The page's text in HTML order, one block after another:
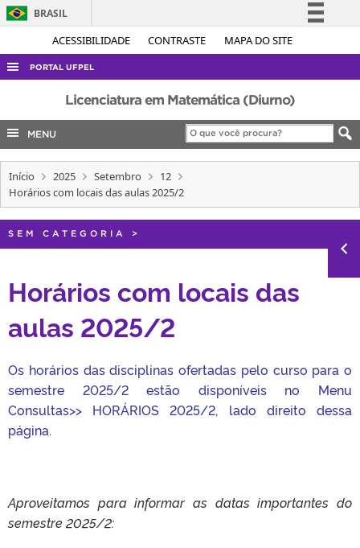
ACESSIBILIDADE CONTRASTE MAPA DO SITE
BRASIL
Simplifique!
Acesso à informação
Legislação
Canais
PORTAL UFPEL
ACESSO À INFORMAÇÃO
AUDITORIA
COBALTO
CONCURSOS
INTERNACIONAL
PORTARIAS
Licenciatura em Matemática (Diurno)
MENU
Início 2025 Setembro
12
Horários com locais das aulas 2025/2
SEM CATEGORIA >
Horários com locais das
aulas 2025/2
Os horários das disciplinas ofertadas pelo curso para o
semestre 2025/2 estão disponíveis no Menu
Consultas>> HORÁRIOS 2025/2, lado direito dessa
página.
Aproveitamos para informar as datas importantes do
semestre 2025/2: